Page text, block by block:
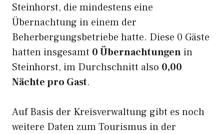
Steinhorst, die mindestens eine
Übernachtung in einem der
Beherbergungsbetriebe hatte. Diese 0 Gäste
hatten insgesamt 0 Übernachtungen in
Steinhorst, im Durchschnitt also 0,00
Nächte pro Gast.
Auf Basis der Kreisverwaltung gibt es noch
weitere Daten zum Tourismus in der